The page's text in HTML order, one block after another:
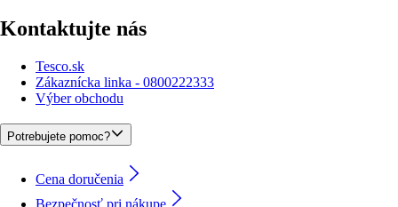
Kontaktujte nás
Tesco.sk
Zákaznícka linka - 0800222333
Výber obchodu
Potrebujete pomoc?
Cena doručenia
Bezpečnosť pri nákupe